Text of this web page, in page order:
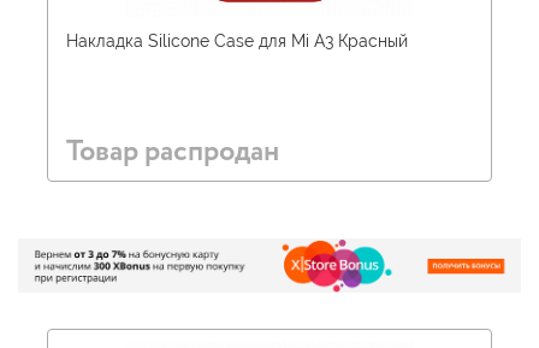
Накладка Silicone Case для Mi A3 Красный
Товар распродан